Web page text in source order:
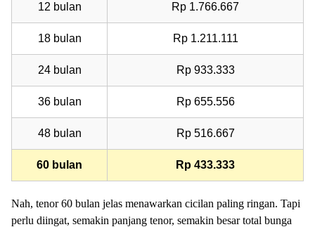
12 bulan Rp 1.766.667
18 bulan Rp 1.211.111
24 bulan Rp 933.333
36 bulan Rp 655.556
48 bulan Rp 516.667
60 bulan Rp 433.333
Nah, tenor 60 bulan jelas menawarkan cicilan paling ringan. Tapi
perlu diingat, semakin panjang tenor, semakin besar total bunga